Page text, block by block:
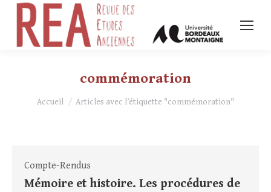
commémoration
Vous êtes ici :
Accueil Articles avec l’étiquette "commémoration"
Compte-Rendus
Mémoire et histoire. Les procédures de